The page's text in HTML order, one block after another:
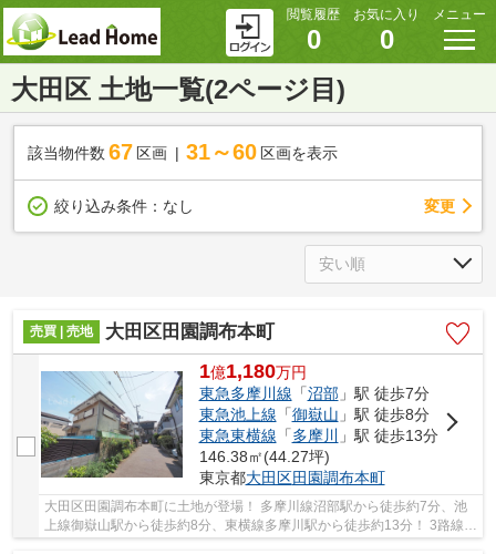
閲覧履歴
0
お気に入り
0
メニュー
大田区 土地一覧(2ページ目)
該当物件数 67 区画 31～60 区画を表示
絞り込み条件： なし 変更
売買 | 売地 大田区田園調布本町
1億1,180万円
東急多摩川線 「沼部」駅 徒歩7分
東急池上線 「御嶽山 」駅 徒歩8分
東急東横線 「多摩川
」駅 徒歩13分
146.38㎡(44.27坪)
東京都大田区田園調布本町
大田区田園調布本町に土地が登場！ 多摩川線沼部駅から徒歩約7分、池
上線御嶽山駅から徒歩約8分、東横線多摩川駅から徒歩約13分！ 3路線3